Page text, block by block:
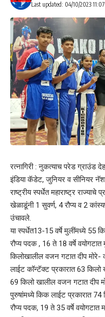
Last updated: 04/10/2023
रत्नागिरी : नुकत्याच परेड ग्राउंड
इंडिया कॅडेट, जुनियर व सीनियर
राष्ट्रीय स्पर्धेत महाराष्ट्र राज्याचे
खेळाडूंनी 1 सुवर्ण, 4 रौप्य व 2
उंचावले.
या स्पर्धेत13-15 वर्षे मुलींमध्ये 55
रौप्य पदक , 16 ते 18 वर्षे
किलोखालील वजन गटात दीप
लाईट कॉन्टॅक्ट प्रकारात 63
69 किलो खालील वजन गटात दीप
पुरुषांमध्ये किक लाईट प्रकारात
रौप्य पदक, 19 ते 35 वर्षे वयोगटात